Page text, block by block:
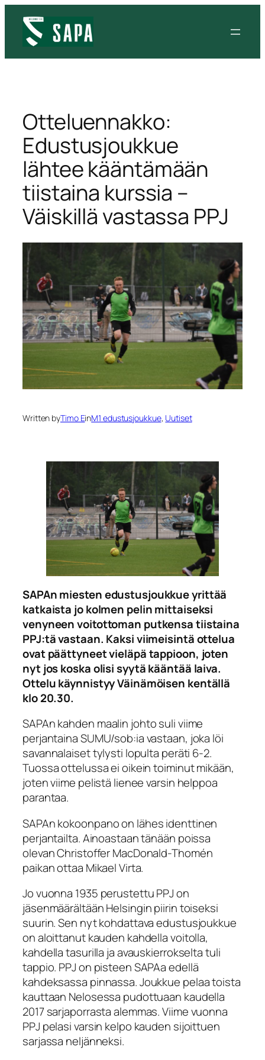
sisältöön
Otteluennakko:
Edustusjoukkue
lähtee kääntämään
tiistaina kurssia –
Väiskillä vastassa PPJ
Written byTimo EinM1 edustusjoukkue, Uutiset
SAPAn miesten edustusjoukkue yrittää
katkaista jo kolmen pelin mittaiseksi
venyneen voitottoman putkensa tiistaina
PPJ:tä vastaan. Kaksi viimeisintä ottelua
ovat päättyneet vieläpä tappioon, joten
nyt jos koska olisi syytä kääntää laiva.
Ottelu käynnistyy Väinämöisen kentällä
klo 20.30.
SAPAn kahden maalin johto suli viime
perjantaina SUMU/sob:ia vastaan, joka löi
savannalaiset tylysti lopulta peräti 6-2.
Tuossa ottelussa ei oikein toiminut mikään,
joten viime pelistä lienee varsin helppoa
parantaa.
SAPAn kokoonpano on lähes identtinen
perjantailta. Ainoastaan tänään poissa
olevan Christoffer MacDonald-Thomén
paikan ottaa Mikael Virta.
Jo vuonna 1935 perustettu PPJ on
jäsenmäärältään Helsingin piirin toiseksi
suurin. Sen nyt kohdattava edustusjoukkue
on aloittanut kauden kahdella voitolla,
kahdella tasurilla ja avauskierrokselta tuli
tappio. PPJ on pisteen SAPAa edellä
kahdeksassa pinnassa. Joukkue pelaa toista
kauttaan Nelosessa pudottuaan kaudella
2017 sarjaporrasta alemmas. Viime vuonna
PPJ pelasi varsin kelpo kauden sijoittuen
sarjassa neljänneksi.